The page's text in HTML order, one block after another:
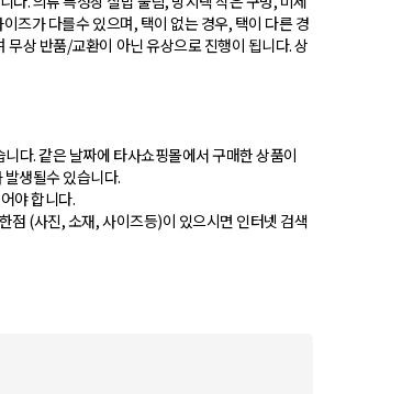
즈가 다를수 있으며, 택이 없는 경우, 택이 다른 경
상 반품/교환이 아닌 유상으로 진행이 됩니다. 상
다. 같은 날짜에 타사쇼핑몰에서 구매한 상품이
생될수 있습니다.
야 합니다.
점 (사진, 소재, 사이즈등)이 있으시면 인터넷 검색